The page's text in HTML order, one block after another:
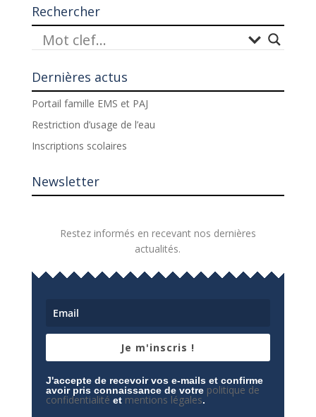
Rechercher
Dernières actus
Portail famille EMS et PAJ
Restriction d’usage de l’eau
Inscriptions scolaires
Newsletter
Restez informés en recevant nos dernières
actualités.
Je m'inscris !
J'accepte de recevoir vos e-mails et confirme
avoir pris connaissance de votre politique de
confidentialité et mentions légales.